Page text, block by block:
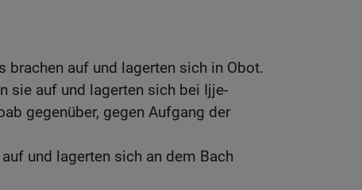
brachen auf und lagerten sich in Obot.
sie auf und lagerten sich bei Ijje-
gegenüber, gegen Aufgang der
und lagerten sich an dem Bach